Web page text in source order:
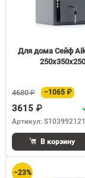
Для дома Сейф
4680 ₽ −1065 ₽
3615 ₽
Артикул:
В корзину
−23%